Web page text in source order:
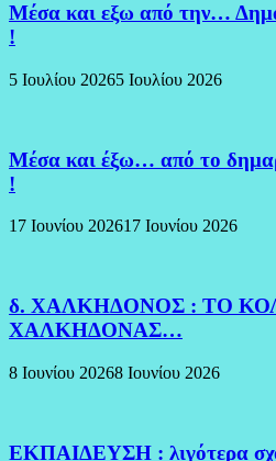
Μέσα και εξω από την…
!
5 Ιουλίου 20265 Ιουλίου 2026
Μέσα και έξω… από το
!
17 Ιουνίου 202617 Ιουνίου 2026
δ. ΧΑΛΚΗΔΟΝΟΣ : ΤΟ
ΧΑΛΚΗΔΟΝΑΣ…
8 Ιουνίου 20268 Ιουνίου 2026
ΕΚΠΑΙΔΕΥΣΗ : λιγότερα